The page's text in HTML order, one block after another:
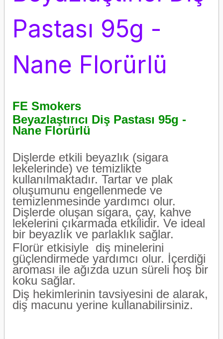
Pastası 95g -
Nane Florürlü
FE Smokers
Beyazlaştırıcı Diş Pastası 95g -
Nane Florürlü
Dişlerde etkili beyazlık (sigara
lekelerinde) ve temizlikte
kullanılmaktadır. Tartar ve plak
oluşumunu engellenmede ve
temizlenmesinde yardımcı olur.
Dişlerde oluşan sigara, çay, kahve
lekelerini çıkarmada etkilidir. Ve ideal
bir beyazlık ve parlaklık sağlar.
Florür etkisiyle diş minelerini
güçlendirmede yardımcı olur. İçerdiği
aroması ile ağızda uzun süreli hoş bir
koku sağlar.
Diş hekimlerinin tavsiyesini de alarak,
diş macunu yerine kullanabilirsiniz.